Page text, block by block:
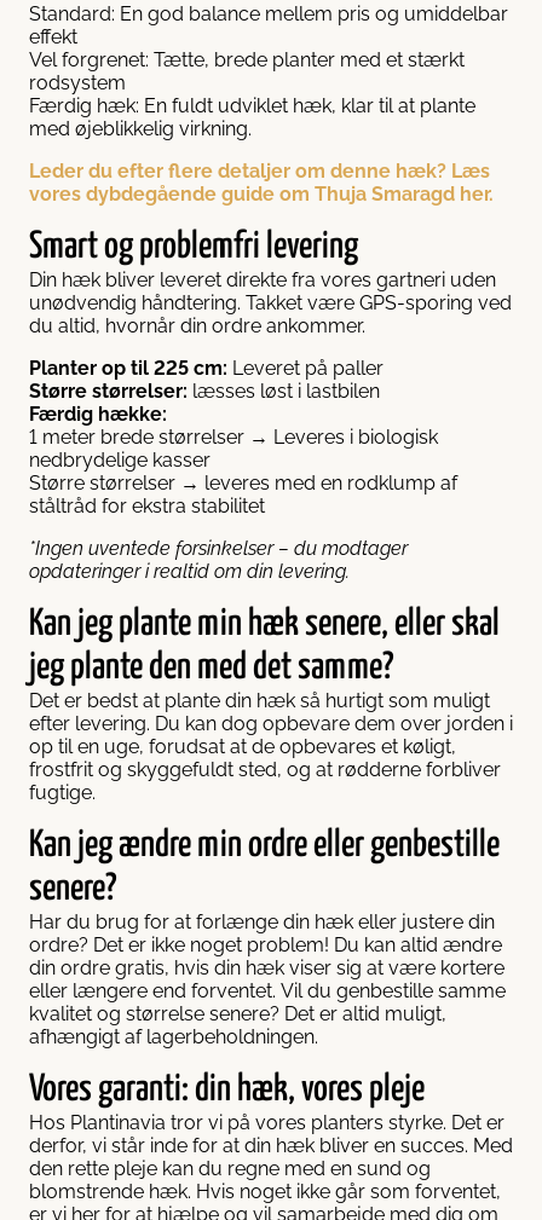
Standard: En god balance mellem pris og umiddelbar
effekt
Vel forgrenet: Tætte, brede planter med et stærkt
rodsystem
Færdig hæk: En fuldt udviklet hæk, klar til at plante
med øjeblikkelig virkning.
Leder du efter flere detaljer om denne hæk? Læs
vores dybdegående guide om Thuja Smaragd her.
Smart og problemfri levering
Din hæk bliver leveret direkte fra vores gartneri uden
unødvendig håndtering. Takket være GPS-sporing ved
du altid, hvornår din ordre ankommer.
Planter op til 225 cm: Leveret på paller
Større størrelser: læsses løst i lastbilen
Færdig hække:
1 meter brede størrelser → Leveres i biologisk
nedbrydelige kasser
Større størrelser → leveres med en rodklump af
ståltråd for ekstra stabilitet
*Ingen uventede forsinkelser – du modtager
opdateringer i realtid om din levering.
Kan jeg plante min hæk senere, eller skal
jeg plante den med det samme?
Det er bedst at plante din hæk så hurtigt som muligt
efter levering. Du kan dog opbevare dem over jorden i
op til en uge, forudsat at de opbevares et køligt,
frostfrit og skyggefuldt sted, og at rødderne forbliver
fugtige.
Kan jeg ændre min ordre eller genbestille
senere?
Har du brug for at forlænge din hæk eller justere din
ordre? Det er ikke noget problem! Du kan altid ændre
din ordre gratis, hvis din hæk viser sig at være kortere
eller længere end forventet. Vil du genbestille samme
kvalitet og størrelse senere? Det er altid muligt,
afhængigt af lagerbeholdningen.
Vores garanti: din hæk, vores pleje
Hos Plantinavia tror vi på vores planters styrke. Det er
derfor, vi står inde for at din hæk bliver en succes. Med
den rette pleje kan du regne med en sund og
blomstrende hæk. Hvis noget ikke går som forventet,
er vi her for at hjælpe og vil samarbejde med dig om